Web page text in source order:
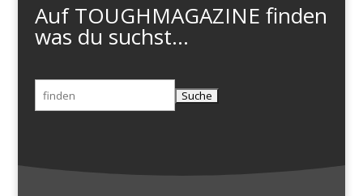
Auf TOUGHMAGAZINE finden
was du suchst...
Suchen
nach: